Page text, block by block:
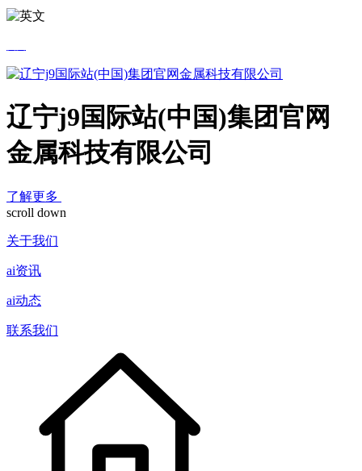
辽宁j9国际站(中国)集团官网
金属科技有限公司
了解更多
scroll down
关于我们
ai资讯
ai动态
联系我们